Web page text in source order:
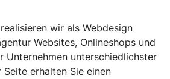
realisieren wir als Webdesign
Websites, Onlineshops und
Unternehmen unterschiedlichster
Seite erhalten Sie einen